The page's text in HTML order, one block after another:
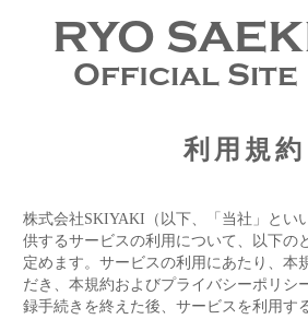
RYO
Official Site
利用規約
株式会社SKIYAKI（以下、「当社」とい
供するサービスの利用について、以下の
定めます。サービスの利用にあたり、本
だき、本規約およびプライバシーポリシ
録手続きを終えた後、サービスを利用す